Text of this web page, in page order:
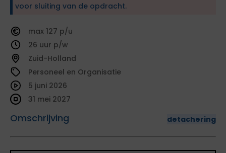
voor sluiting van de opdracht.
127
26
Zuid-Holland
Personeel en Organisatie
Omschrijving detachering
5 juni 2026
31 mei 2027